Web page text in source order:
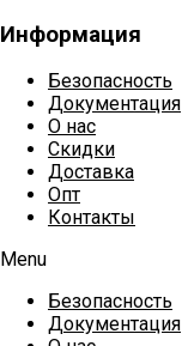
Информация
Безопасность
Документация
О нас
Скидки
Доставка
Опт
Контакты
Menu
Безопасность
Документация